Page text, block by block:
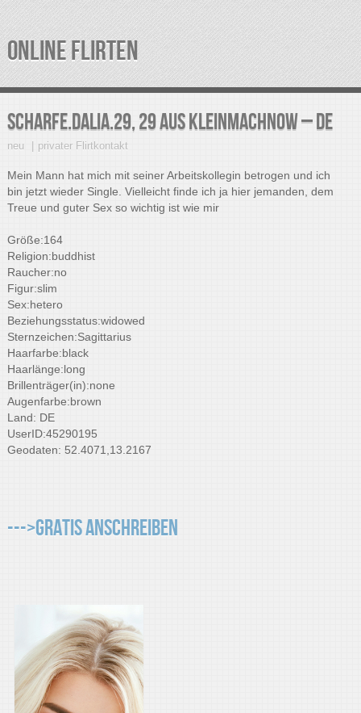
ONLINE FLIRTEN
scharfe.Dalia.29, 29 aus Kleinmachnow – DE
neu privater Flirtkontakt
Mein Mann hat mich mit seiner Arbeitskollegin betrogen und ich
bin jetzt wieder Single. Vielleicht finde ich ja hier jemanden, dem
Treue und guter Sex so wichtig ist wie mir
Größe:164
Religion:buddhist
Raucher:no
Figur:slim
Sex:hetero
Beziehungsstatus:widowed
Sternzeichen:Sagittarius
Haarfarbe:black
Haarlänge:long
Brillenträger(in):none
Augenfarbe:brown
Land: DE
UserID:45290195
Geodaten: 52.4071,13.2167
--->Gratis Anschreiben